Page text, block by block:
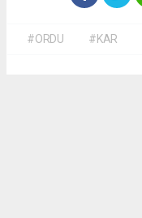
#ORDU #KAR